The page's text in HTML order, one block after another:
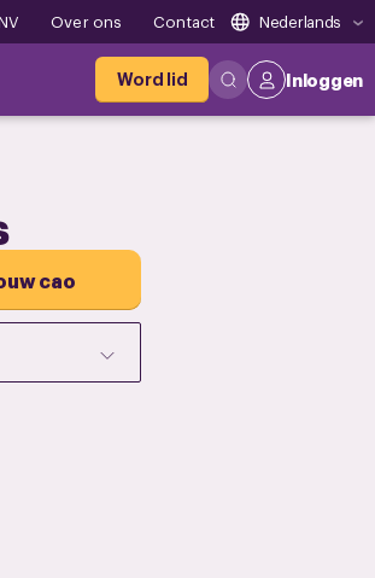
Over ons Contact Nederlands
Word lid Inloggen
cao